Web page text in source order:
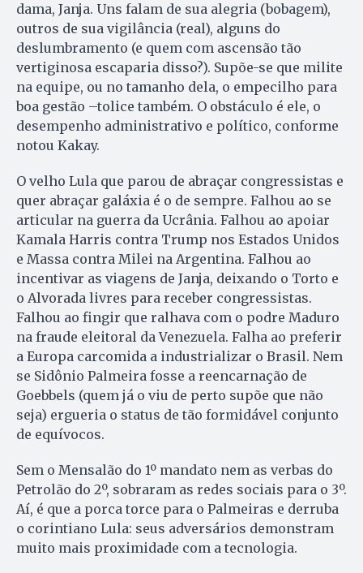
dama, Janja. Uns falam de sua alegria (bobagem),
outros de sua vigilância (real), alguns do
deslumbramento (e quem com ascensão tão
vertiginosa escaparia disso?). Supõe-se que milite
na equipe, ou no tamanho dela, o empecilho para
boa gestão –tolice também. O obstáculo é ele, o
desempenho administrativo e político, conforme
notou Kakay.
O velho Lula que parou de abraçar congressistas e
quer abraçar galáxia é o de sempre. Falhou ao se
articular na guerra da Ucrânia. Falhou ao apoiar
Kamala Harris contra Trump nos Estados Unidos
e Massa contra Milei na Argentina. Falhou ao
incentivar as viagens de Janja, deixando o Torto e
o Alvorada livres para receber congressistas.
Falhou ao fingir que ralhava com o podre Maduro
na fraude eleitoral da Venezuela. Falha ao preferir
a Europa carcomida a industrializar o Brasil. Nem
se Sidônio Palmeira fosse a reencarnação de
Goebbels (quem já o viu de perto supõe que não
seja) ergueria o status de tão formidável conjunto
de equívocos.
Sem o Mensalão do 1º mandato nem as verbas do
Petrolão do 2º, sobraram as redes sociais para o 3º.
Aí, é que a porca torce para o Palmeiras e derruba
o corintiano Lula: seus adversários demonstram
muito mais proximidade com a tecnologia.